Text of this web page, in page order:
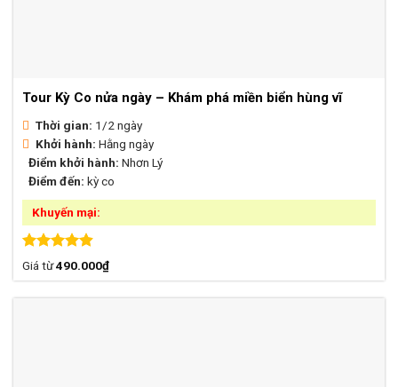
Tour Kỳ Co nửa ngày – Khám phá miền biển hùng vĩ
Thời gian: 1/2 ngày
Khởi hành: Hằng ngày
Điểm khởi hành: Nhơn Lý
Điểm đến: kỳ co
Khuyến mại:
Được xếp
Giá từ490.000₫